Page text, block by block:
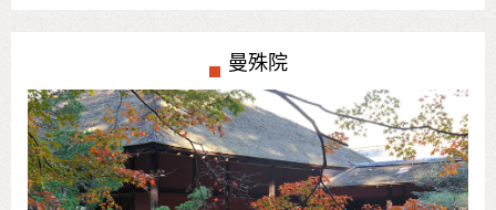
曼殊院